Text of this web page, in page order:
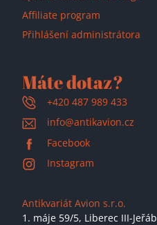
Affiliate program
Přihlášení administrátora
Máte dotaz?
+420 487 989 433
info@antikavion.cz
Facebook
Instagram
Antikvariát Avion s.r.o.
1. máje 59/5, Liberec III-Jeřáb